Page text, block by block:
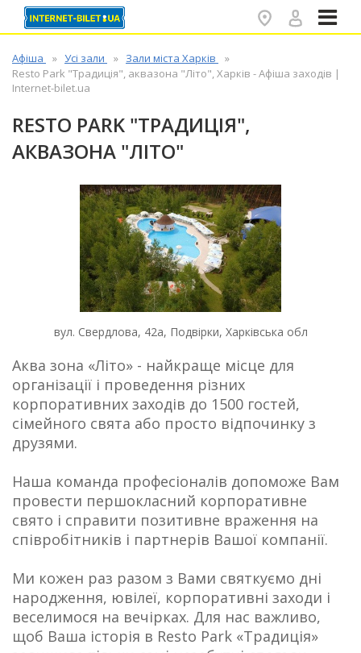
Афіша Усі зали
Зали міста Харків
Resto Park "Традиція", аквазона "Літо", Харків - Афіша заходів |
Internet-bilet.ua
RESTO PARK "ТРАДИЦІЯ",
АКВАЗОНА "ЛІТО"
вул. Свердлова, 42а, Подвірки, Харківська обл
Аква зона «Літо» - найкраще місце для
організації і проведення різних
корпоративних заходів до 1500 гостей,
сімейного свята або просто відпочинку з
друзями.
Наша команда професіоналів допоможе Вам
провести першокласний корпоративне
свято і справити позитивне враження на
співробітників і партнерів Вашої компанії.
Ми кожен раз разом з Вами святкуємо дні
народження, ювілеї, корпоративні заходи і
веселимося на вечірках. Для нас важливо,
щоб Ваша історія в Resto Park «Традиція»